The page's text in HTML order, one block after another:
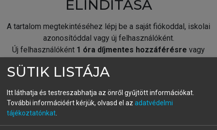
ELINDÍTÁSA
A tartalom megtekintéséhez lépj be a saját fiókoddal, iskolai
azonosítóddal vagy új felhasználóként.
Új felhasználóként 1 óra díjmentes hozzáférésre vagy
fiókoddal,vagy hozz létre új fiókot.
A regisztráció után apróbaidőszakautomatikusan
SÜTIK LISTÁJA
Itt láthatja és testreszabhatja az önről gyűjtött információkat.
További információért kérjük, olvasd el az adatvédelmi
tájékoztatónkat